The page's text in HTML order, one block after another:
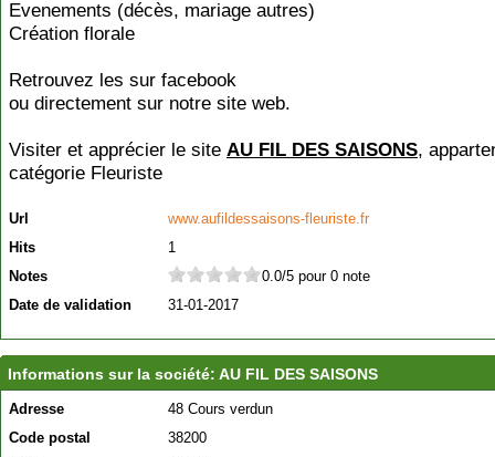
Evenements (décès, mariage autres)
Création florale
Retrouvez les sur facebook
ou directement sur notre site web.
Visiter et apprécier le site AU FIL DES SAISONS,
catégorie Fleuriste
Url
www.aufildessaisons-fleuriste.fr
Hits
1
Notes
0.0/5 pour 0 note
Date de validation
31-01-2017
Informations sur la société: AU FIL DES SAISONS
Adresse
48 Cours verdun
Code postal
38200